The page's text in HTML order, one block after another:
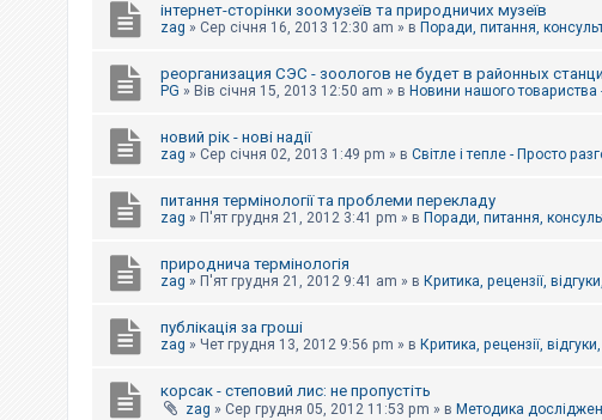
інтернет-сторінки зоомузеїв та природничих музеїв
zag » Сер січня 16, 2013 12:30 am » в Поради, питання,
реорганизация СЭС - зоологов не будет в районных
PG » Вів січня 15, 2013 12:50 am » в Новини нашого
новий рік - нові надії
zag » Сер січня 02, 2013 1:49 pm » в Світле і тепле - Просто
питання термінології та проблеми перекладу
zag » П'ят грудня 21, 2012 3:41 pm » в Поради, питання,
природнича термінологія
zag » П'ят грудня 21, 2012 9:41 am » в Критика, рецензії,
публікація за гроші
zag » Чет грудня 13, 2012 9:56 pm » в Критика, рецензії,
корсак - степовий лис: не пропустіть
zag » Сер грудня 05, 2012 11:53 pm » в Методика